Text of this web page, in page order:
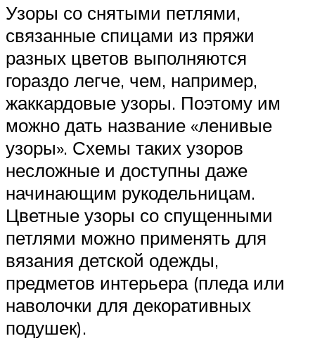
Узоры со снятыми петлями,
связанные спицами из пряжи
разных цветов выполняются
гораздо легче, чем, например,
жаккардовые узоры. Поэтому им
можно дать название «ленивые
узоры». Схемы таких узоров
несложные и доступны даже
начинающим рукодельницам.
Цветные узоры со спущенными
петлями можно применять для
вязания детской одежды,
предметов интерьера (пледа или
наволочки для декоративных
подушек).